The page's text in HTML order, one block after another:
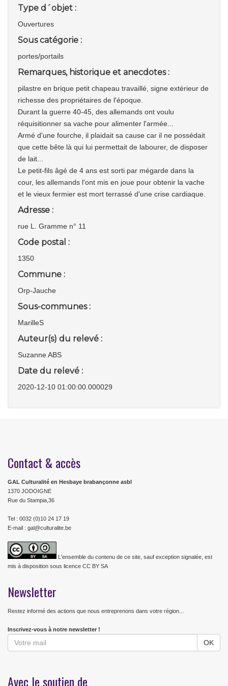
Type d´objet :
Ouvertures
Sous catégorie :
portes/portails
Remarques, historique et anecdotes :
pilastre en brique petit chapeau travaillé, signe extérieur de
richesse des propriétaires de l'époque.
Durant la guerre 40-45, des allemands ont voulu
réquisitionner sa vache pour alimenter l'armée...
Armé d'une fourche, il plaidait sa cause car il ne possédait
que cette bête là qui lui permettait de labourer, de disposer
de lait...
Le petit-fils âgé de 4 ans est sorti par mégarde dans la
cour, les allemands l'ont mis en joue pour obtenir la vache
et le vieux fermier est mort terrassé d'une crise cardiaque.
Adresse :
rue L. Gramme n° 11
Code postal :
1350
Commune :
Orp-Jauche
Sous-communes :
MarilleS
Auteur(s) du relevé :
Suzanne ABS
Date du relevé :
2020-12-10 01:00:00.000029
Contact & accès
GAL Culturalité en Hesbaye brabançonne asbl
1370 JODOIGNE
Rue du Stampia,36
Tel : 0032 (0)10 24 17 19
E-mail : gal@culturalite.be
L'ensemble du contenu de ce site, sauf exception signalée, est
mis à disposition sous licence CC BY SA
Newsletter
Restez informé des actions que nous entreprenons dans votre région...
Inscrivez-vous à notre newsletter !
Avec le soutien de